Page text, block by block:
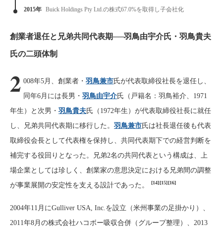
2015年 Buick Holdings Pty Ltd.の株式67.0%を取得し子会社化
創業者退任と兄弟共同代表期──羽鳥由宇介氏・羽鳥貴夫
氏の二頭体制
2 008年5月、創業者・羽鳥兼市氏が代表取締役社長を退任し、
同年6月には長男・羽鳥由宇介氏（戸籍名：羽鳥裕介、1971
年生）と次男・ 羽鳥貴夫氏（1972年生）が代表取締役社長に就任
し、兄弟共同代表期に移行した。 羽鳥兼市氏は社長退任後も代表
取締役会長として代表権を保持し、共同代表期下での経営判断を
補完する役回りとなった。兄弟2名の共同代表という構成は、上
場企業としては珍しく、創業家の意思決定における兄弟間の調整
が事業展開の安定性を支える設計であった。
[14][15][16]
2004年11月にGulliver USA, Inc.を設立（米州事業の足掛かり）、
2011年8月の株式会社ハコボー吸収合併（グループ整理）、2013